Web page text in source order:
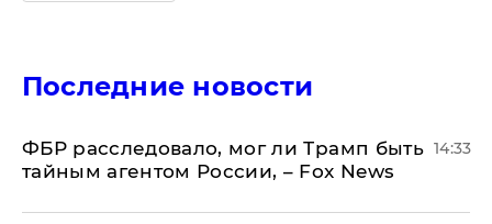
Последние новости
ФБР расследовало, мог ли Трамп быть
тайным агентом России, – Fox News
14:33